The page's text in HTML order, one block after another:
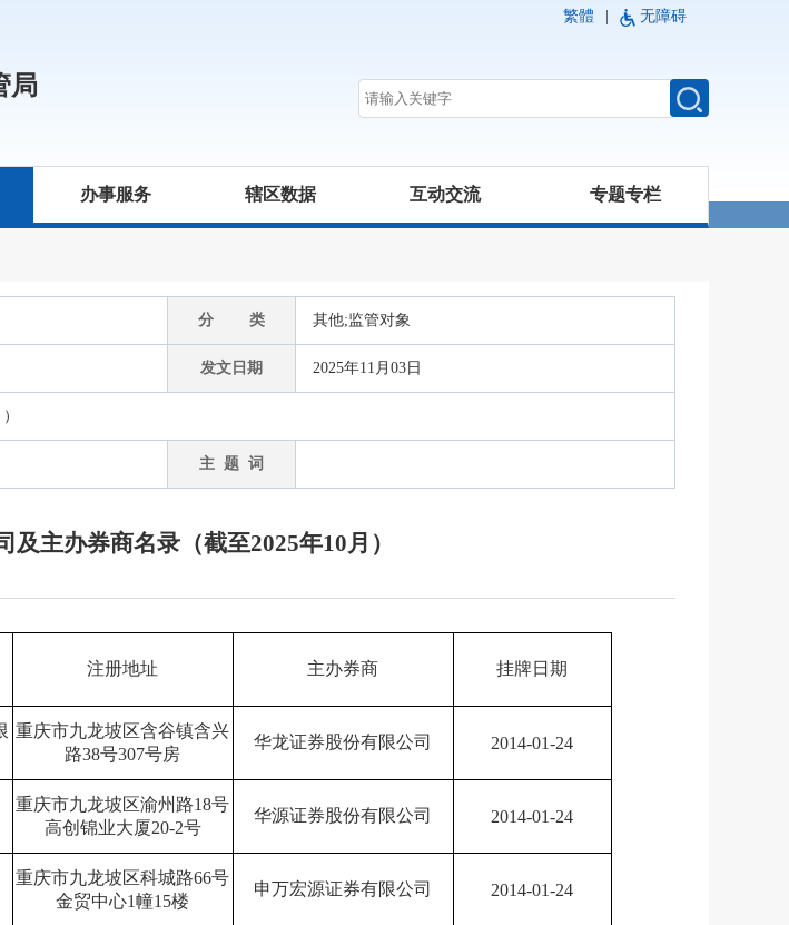
繁體 无障碍
局
办事服务 辖区数据 互动交流 专题专栏
分 类 其他;监管对象
发文日期 2025年11月03日
主 题 词
主办券商名录（截至2025年10月）
注册地址 主办券商 挂牌日期
重庆市九龙坡区含谷镇含兴
路38号307号房
华龙证券股份有限公司 2014-01-24
重庆市九龙坡区渝州路18号
高创锦业大厦20-2号
华源证券股份有限公司 2014-01-24
重庆市九龙坡区科城路66号
金贸中心1幢15楼
申万宏源证券有限公司 2014-01-24